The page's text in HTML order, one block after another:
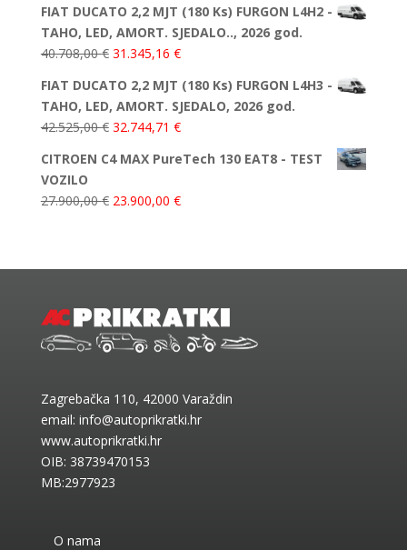
FIAT DUCATO 2,2 MJT (180 Ks) FURGON L4H2 -
TAHO, LED, AMORT. SJEDALO.., 2026 god.
40.708,00€ 31.345,16 €
FIAT DUCATO 2,2 MJT (180 Ks) FURGON L4H3 -
TAHO, LED, AMORT. SJEDALO, 2026 god.
42.525,00€ 32.744,71 €
CITROEN C4 MAX PureTech 130 EAT8 - TEST
VOZILO
27.900,00€ 23.900,00 €
Zagrebačka 110, 42000 Varaždin
email: info@autoprikratki.hr
www.autoprikratki.hr
OIB: 38739470153
MB:2977923
O nama